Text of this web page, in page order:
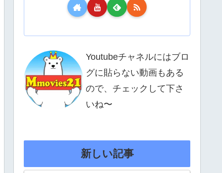
Youtubeチャネルにはブロ
グに貼らない動画もある
ので、チェックして下さ
いね〜
新しい記事